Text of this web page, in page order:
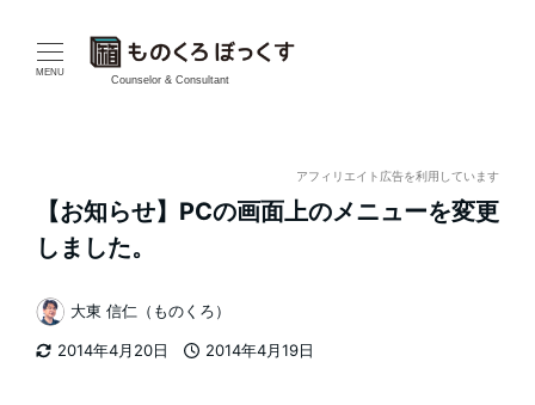
MENU
Counselor & Consultant
アフィリエイト広告を利用しています
【お知らせ】PCの画面上のメニューを変更
しました。
2014年4月20日
2014年4月19日
著
者
大東 信仁（ものくろ）